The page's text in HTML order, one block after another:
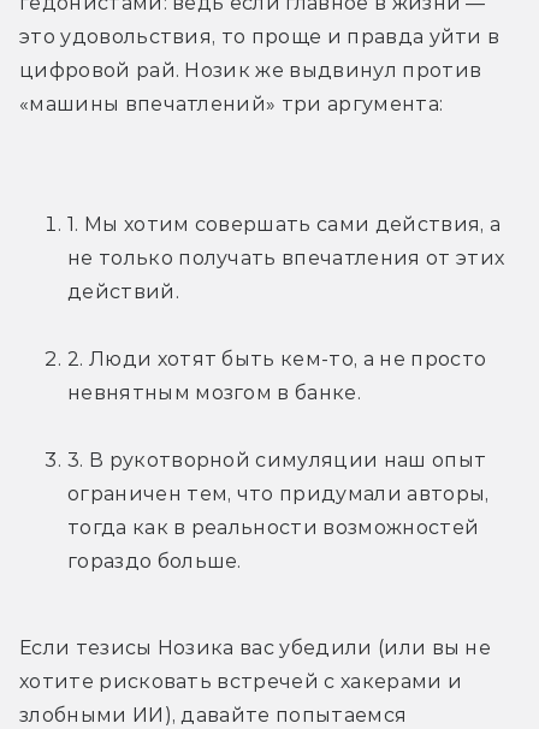
это удовольствия, то проще и правда уйти в
цифровой рай. Нозик же выдвинул против
«машины впечатлений» три аргумента:
1. Мы хотим совершать сами действия, а
не только получать впечатления от этих
действий.
2. Люди хотят быть кем-то, а не просто
невнятным мозгом в банке.
3. В рукотворной симуляции наш опыт
ограничен тем, что придумали авторы,
тогда как в реальности возможностей
гораздо больше.
Если тезисы Нозика вас убедили (или вы не
хотите рисковать встречей с хакерами и
злобными ИИ), давайте попытаемся